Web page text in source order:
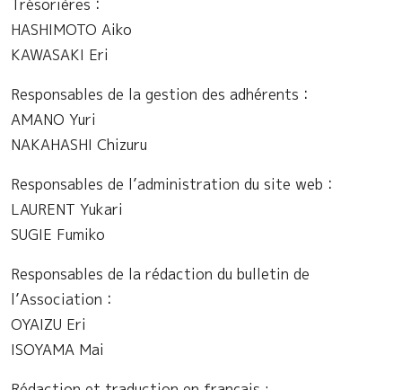
Trésorières：
HASHIMOTO Aiko
KAWASAKI Eri
Responsables de la gestion des adhérents：
AMANO Yuri
NAKAHASHI Chizuru
Responsables de l’administration du site web：
LAURENT Yukari
SUGIE Fumiko
Responsables de la rédaction du bulletin de
l’Association：
OYAIZU Eri
ISOYAMA Mai